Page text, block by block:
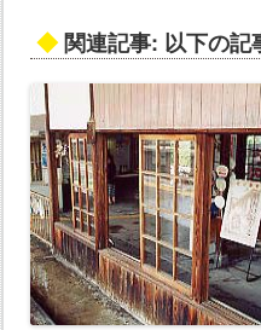
◆関連記事: 以下の記